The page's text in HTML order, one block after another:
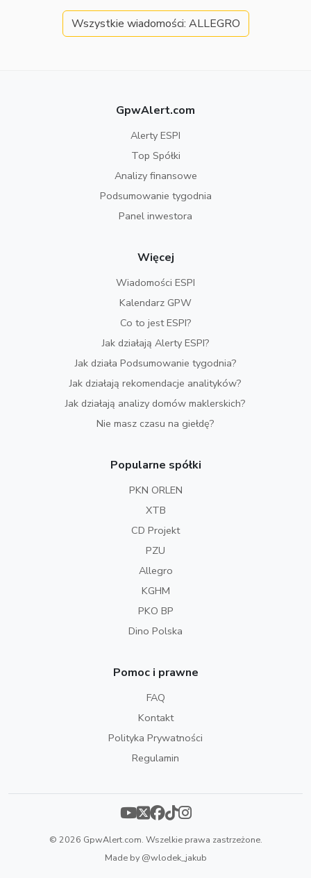
Wszystkie wiadomości: ALLEGRO
GpwAlert.com
Alerty ESPI
Top Spółki
Analizy finansowe
Podsumowanie tygodnia
Panel inwestora
Więcej
Wiadomości ESPI
Kalendarz GPW
Co to jest ESPI?
Jak działają Alerty ESPI?
Jak działa Podsumowanie tygodnia?
Jak działają rekomendacje analityków?
Jak działają analizy domów maklerskich?
Nie masz czasu na giełdę?
Popularne spółki
PKN ORLEN
XTB
CD Projekt
PZU
Allegro
KGHM
PKO BP
Dino Polska
Pomoc i prawne
FAQ
Kontakt
Polityka Prywatności
Regulamin
© 2026 GpwAlert.com. Wszelkie prawa zastrzeżone.
Made by@wlodek_jakub